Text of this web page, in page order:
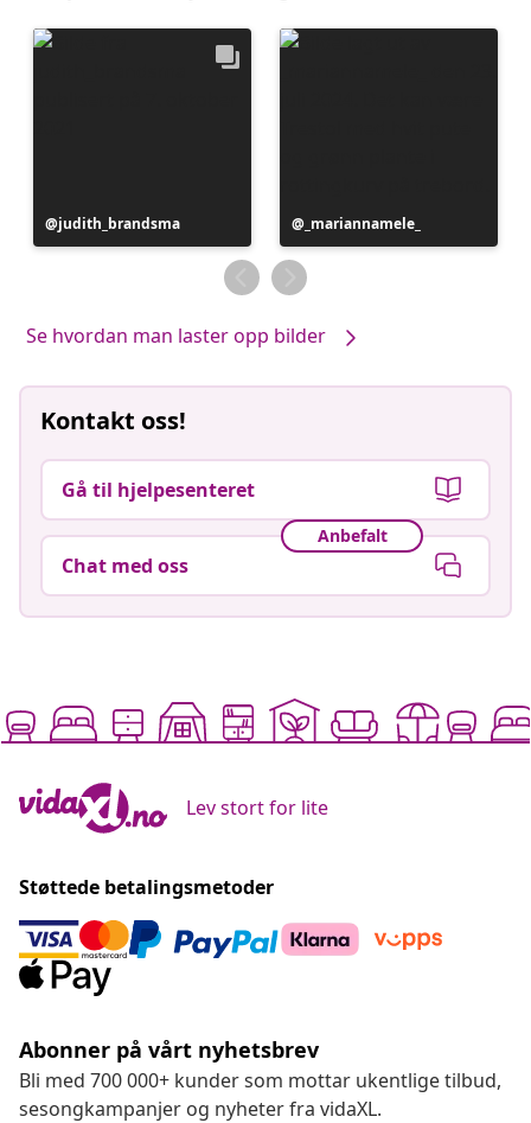
Innlegg
publisert
judith_brandsma
Innlegg
publisert
av
_mariannamele_
Se hvordan man laster opp bilder
Kontakt oss!
Gå til hjelpesenteret
Anbefalt
Chat med oss
Lev stort for lite
Støttede betalingsmetoder
Abonner på vårt nyhetsbrev
Bli med 700 000+ kunder som mottar ukentlige tilbud,
sesongkampanjer og nyheter fra vidaXL.